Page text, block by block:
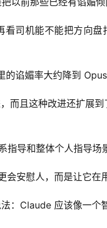
看司机能不能把方向
谄媚率大约降到 Opus
且这种改进还扩展到
导和整体个人指导场
安慰人，而是让它在
：Claude 应该像一个